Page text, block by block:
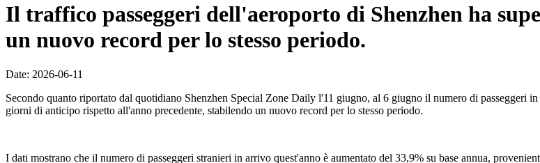
Il traffico passeggeri dell'aeroporto di Shenzhen ha
un nuovo record per lo stesso periodo.
Date: 2026-06-11
Secondo quanto riportato dal quotidiano Shenzhen Special Zone Daily l'11 giugno, al 6 giugno il numero di passeggeri
giorni di anticipo rispetto all'anno precedente, stabilendo un nuovo record per lo stesso periodo.
I dati mostrano che il numero di passeggeri stranieri in arrivo quest'anno è aumentato del 33,9% su base annua,